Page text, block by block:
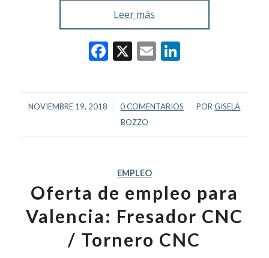
Leer más
Facebook
X EmailLinkedIn
NOVIEMBRE 19, 2018
/ 0 COMENTARIOS
/ PORGISELA
BOZZO
EMPLEO
Oferta de empleo para
Valencia: Fresador CNC
/ Tornero CNC